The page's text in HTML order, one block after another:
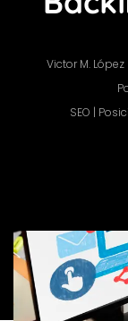
Victor M. López
SEO |